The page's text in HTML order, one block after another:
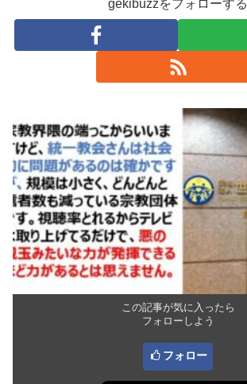
gekibuzzをフォローする
この記事が気に入ったら
フォローしよう
フォロー